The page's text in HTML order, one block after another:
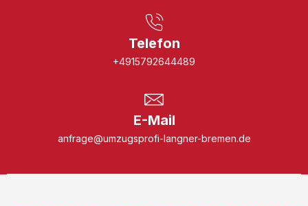
Telefon
+4915792644489
E-Mail
anfrage@umzugsprofi-langner-bremen.de